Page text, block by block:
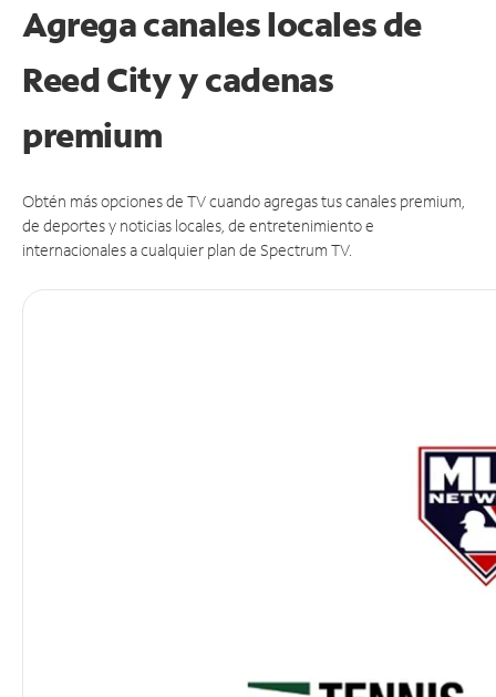
Agrega canales locales de
Reed City y cadenas
premium
Obtén más opciones de TV cuando agregas tus canales premium,
de deportes y noticias locales, de entretenimiento e
internacionales a cualquier plan de Spectrum TV.